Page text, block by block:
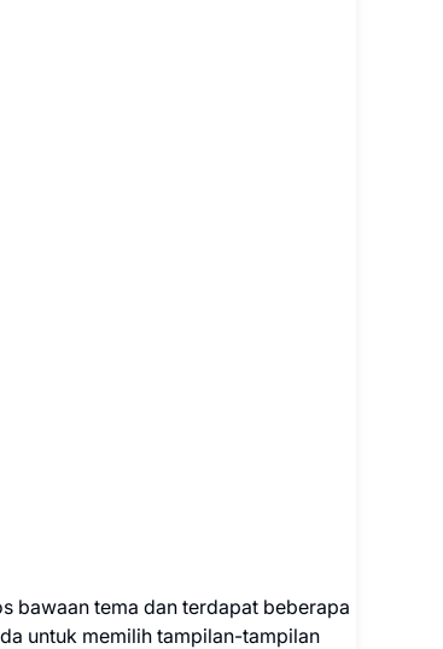
bawaan tema dan terdapat beberapa
untuk memilih tampilan-tampilan